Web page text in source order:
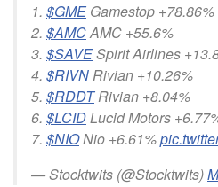
1. $GME Gamestop +78.86%
2. $AMCAMC +55.6%
3. $SAVESpirit Airlines
4. $RIVNRivian +10.26%
5. $RDDTRivian +8.04%
6. $LCIDLucid Motors
7. $NIONio +6.61%
— Stocktwits (@Stocktwits)